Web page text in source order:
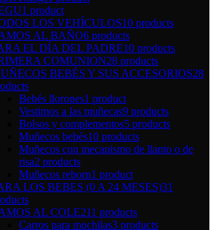
1 product
LOS VEHÍCULOS10 products
AL BAÑO6 products
EL DÍA DEL PADRE10 products
COMUNION28 products
BEBÉS Y SUS ACCESORIOS28
Bebés llorones1 product
Vestimos a las muñecas9 products
Bolsos y complementos5 products
Muñecos bebés10 products
Muñecos con mecanismo de llanto o de
risa2 products
Muñecos reborn1 product
LOS BEBES (0 A 24 MESES)31
AL COLE211 products
Carros para mochilas3 products